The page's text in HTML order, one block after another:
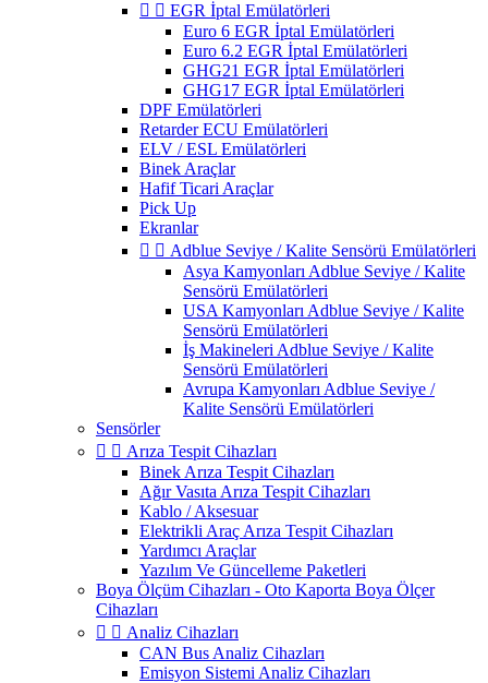
  EGR İptal Emülatörleri
Euro 6 EGR İptal Emülatörleri
Euro 6.2 EGR İptal Emülatörleri
GHG21 EGR İptal Emülatörleri
GHG17 EGR İptal Emülatörleri
DPF Emülatörleri
Retarder ECU Emülatörleri
ELV / ESL Emülatörleri
Binek Araçlar
Hafif Ticari Araçlar
Pick Up
Ekranlar
  Adblue Seviye / Kalite Sensörü Emülatörleri
Asya Kamyonları Adblue Seviye / Kalite
Sensörü Emülatörleri
USA Kamyonları Adblue Seviye / Kalite
Sensörü Emülatörleri
İş Makineleri Adblue Seviye / Kalite
Sensörü Emülatörleri
Avrupa Kamyonları Adblue Seviye /
Kalite Sensörü Emülatörleri
Sensörler
  Arıza Tespit Cihazları
Binek Arıza Tespit Cihazları
Ağır Vasıta Arıza Tespit Cihazları
Kablo / Aksesuar
Elektrikli Araç Arıza Tespit Cihazları
Yardımcı Araçlar
Yazılım Ve Güncelleme Paketleri
Boya Ölçüm Cihazları - Oto Kaporta Boya Ölçer
Cihazları
  Analiz Cihazları
CAN Bus Analiz Cihazları
Emisyon Sistemi Analiz Cihazları